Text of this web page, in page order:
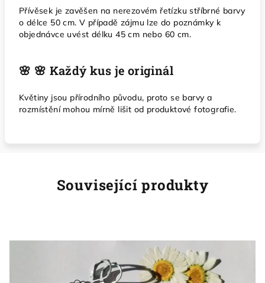
Přívěsek je zavěšen na nerezovém řetízku stříbrné barvy
o délce 50 cm. V případě zájmu lze do poznámky k
objednávce uvést délku 45 cm nebo 60 cm.
🌸 🌸 Každý kus je originál
Květiny jsou přírodního původu, proto se barvy a
rozmístění mohou mírně lišit od produktové fotografie.
Související produkty